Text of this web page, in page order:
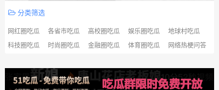
分类筛选
网红圈吃瓜 各省市吃瓜 高校圈吃瓜 娱乐圈吃瓜 地球村吃瓜
科技圈吃瓜 时尚圈吃瓜 金融圈吃瓜 体育圈吃瓜 网络热梗问答